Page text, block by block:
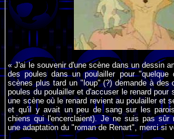
« J'ai le souvenir d'une scène dans un dessin
des poules dans un poulailler pour "quelque
scènes plus tard un "loup" (?) demande à des
poules du poulailler et d'accuser le renard pour
une scène où le renard revient au poulailler et
et qu'il y avait un peu de sang sur les
chiens qui l'encerclaient). Je ne suis pas sûr
une adaptation du "roman de Renart", merci si